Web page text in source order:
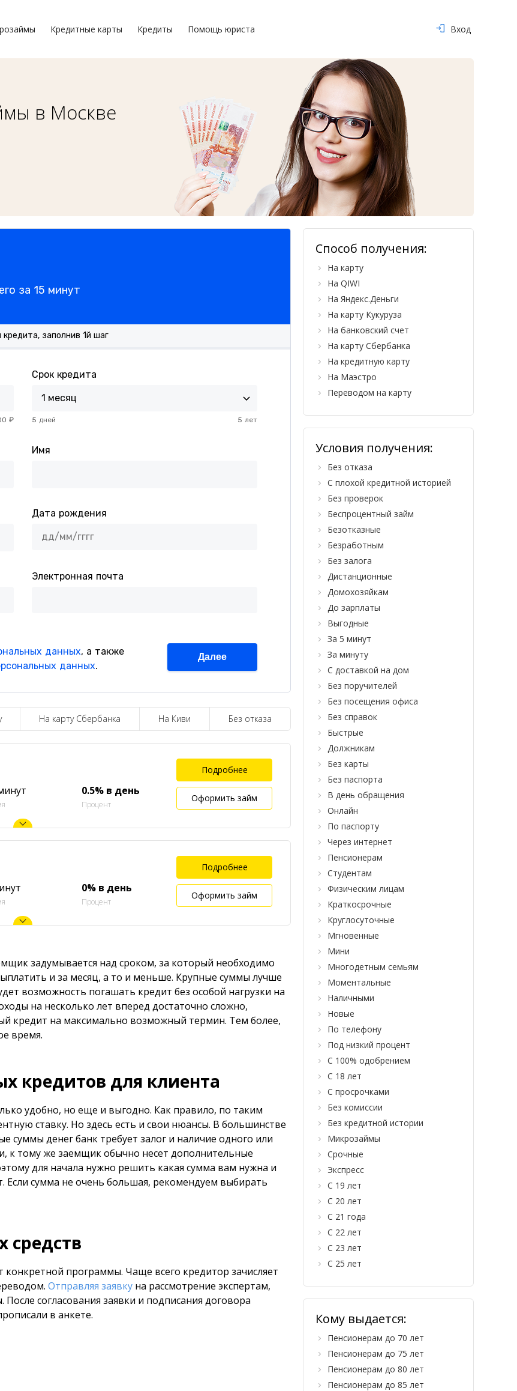
Кредитные карты Кредиты Помощь юриста Вход
в Москве
На карту Сбербанка На Киви Без отказа
0.5% в день
Процент
Подробнее
Оформить займ
0% в день
Процент
Подробнее
Оформить займ
задумывается над сроком, за который необходимо
и за месяц, а то и меньше. Крупные суммы лучше
возможность погашать кредит без особой нагрузки на
на несколько лет вперед достаточно сложно,
кредит на максимально возможный термин. Тем более,
время.
кредитов для клиента
удобно, но еще и выгодно. Как правило, по таким
ставку. Но здесь есть и свои нюансы. В большинстве
суммы денег банк требует залог и наличие одного или
к тому же заемщик обычно несет дополнительные
для начала нужно решить какая сумма вам нужна и
Если сумма не очень большая, рекомендуем выбирать
средств
конкретной программы. Чаще всего кредитор зачисляет
Отправляя заявку на рассмотрение экспертам,
согласования заявки и подписания договора
в анкете.
Способ получения:
На карту
На QIWI
На Яндекс.Деньги
На карту Кукуруза
На банковский счет
На карту Сбербанка
На кредитную карту
На Маэстро
Переводом на карту
Условия получения:
Без отказа
С плохой кредитной историей
Без проверок
Беспроцентный займ
Безотказные
Безработным
Без залога
Дистанционные
Домохозяйкам
До зарплаты
Выгодные
За 5 минут
За минуту
С доставкой на дом
Без поручителей
Без посещения офиса
Без справок
Быстрые
Должникам
Без карты
Без паспорта
В день обращения
Онлайн
По паспорту
Через интернет
Пенсионерам
Студентам
Физическим лицам
Краткосрочные
Круглосуточные
Мгновенные
Мини
Многодетным семьям
Моментальные
Наличными
Новые
По телефону
Под низкий процент
С 100% одобрением
С 18 лет
С просрочками
Без комиссии
Без кредитной истории
Микрозаймы
Срочные
Экспресс
С 19 лет
С 20 лет
С 21 года
С 22 лет
С 23 лет
С 25 лет
Кому выдается:
Пенсионерам до 70 лет
Пенсионерам до 75 лет
Пенсионерам до 80 лет
Пенсионерам до 85 лет